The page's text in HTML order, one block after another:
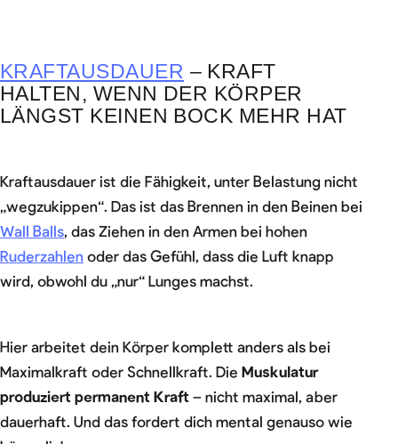
KRAFTAUSDAUER – KRAFT
HALTEN, WENN DER KÖRPER
LÄNGST KEINEN BOCK MEHR HAT
Kraftausdauer ist die Fähigkeit, unter Belastung nicht
„wegzukippen“. Das ist das Brennen in den Beinen bei
Wall Balls, das Ziehen in den Armen bei hohen
Ruderzahlen oder das Gefühl, dass die Luft knapp
wird, obwohl du „nur“ Lunges machst.
Hier arbeitet dein Körper komplett anders als bei
Maximalkraft oder Schnellkraft. Die Muskulatur
produziert permanent Kraft – nicht maximal, aber
dauerhaft. Und das fordert dich mental genauso wie